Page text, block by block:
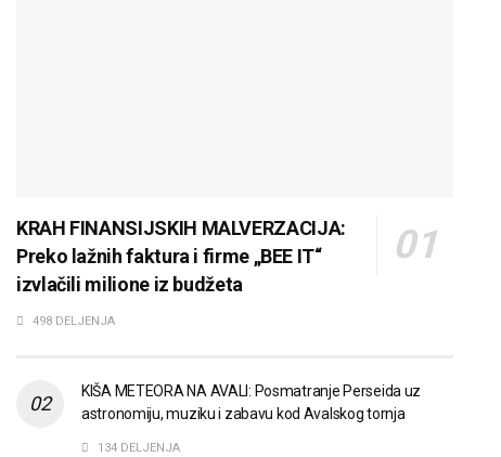
KRAH FINANSIJSKIH MALVERZACIJA:
Preko lažnih faktura i firme „BEE IT“
izvlačili milione iz budžeta
498 DELJENJA
KIŠA METEORA NA AVALI: Posmatranje Perseida uz
astronomiju, muziku i zabavu kod Avalskog tornja
134 DELJENJA